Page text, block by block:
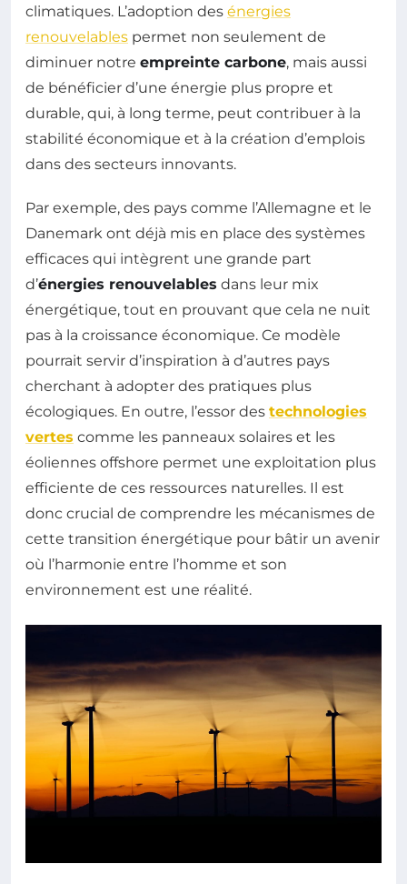
climatiques. L’adoption des énergies
renouvelables permet non seulement de
diminuer notre empreinte carbone, mais aussi
de bénéficier d’une énergie plus propre et
durable, qui, à long terme, peut contribuer à la
stabilité économique et à la création d’emplois
dans des secteurs innovants.
Par exemple, des pays comme l’Allemagne et le
Danemark ont déjà mis en place des systèmes
efficaces qui intègrent une grande part
d’énergies renouvelables dans leur mix
énergétique, tout en prouvant que cela ne nuit
pas à la croissance économique. Ce modèle
pourrait servir d’inspiration à d’autres pays
cherchant à adopter des pratiques plus
écologiques. En outre, l’essor des technologies
vertes comme les panneaux solaires et les
éoliennes offshore permet une exploitation plus
efficiente de ces ressources naturelles. Il est
donc crucial de comprendre les mécanismes de
cette transition énergétique pour bâtir un avenir
où l’harmonie entre l’homme et son
environnement est une réalité.